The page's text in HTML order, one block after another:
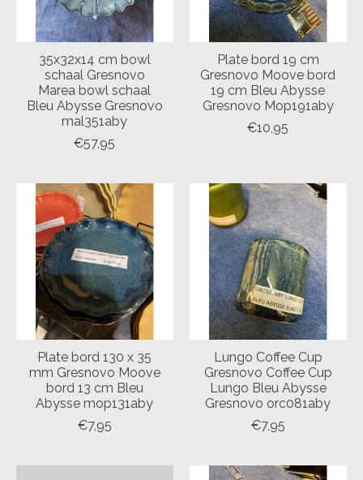
35x32x14 cm bowl
schaal Gresnovo
Marea bowl schaal
Bleu Abysse Gresnovo
mal351aby
€57,95
Plate bord 19 cm
Gresnovo Moove bord
19 cm Bleu Abysse
Gresnovo Mop191aby
€10,95
Plate bord 130 x 35
mm Gresnovo Moove
bord 13 cm Bleu
Abysse mop131aby
€7,95
Lungo Coffee Cup
Gresnovo Coffee Cup
Lungo Bleu Abysse
Gresnovo orc081aby
€7,95